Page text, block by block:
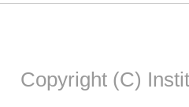
Copyright (C)